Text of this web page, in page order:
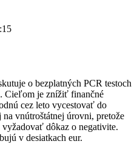
o bezplatných PCR testoch
Cieľom je znížiť finančné
cez leto vycestovať do
na vnútroštátnej úrovni, pretože
dôkaz o negativite.
v desiatkach eur.